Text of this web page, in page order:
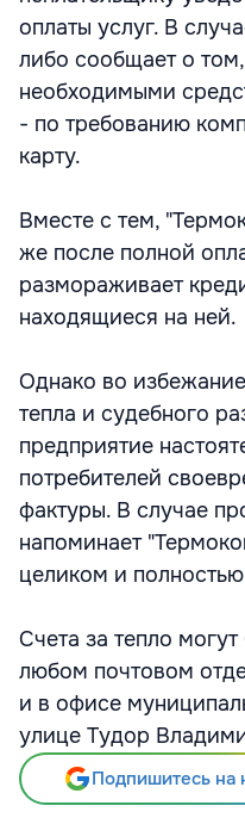
оплаты услуг. В
либо сообщает о
необходимыми
- по требованию
карту.
Вместе с тем,
же после полной
размораживает
находящиеся на ней.
Однако во
тепла и судебного
предприятие
потребителей
фактуры. В случае
напоминает
целиком и полностью
Счета за тепло
любом почтовом
и в офисе
улице Тудор
Подпишитесь на